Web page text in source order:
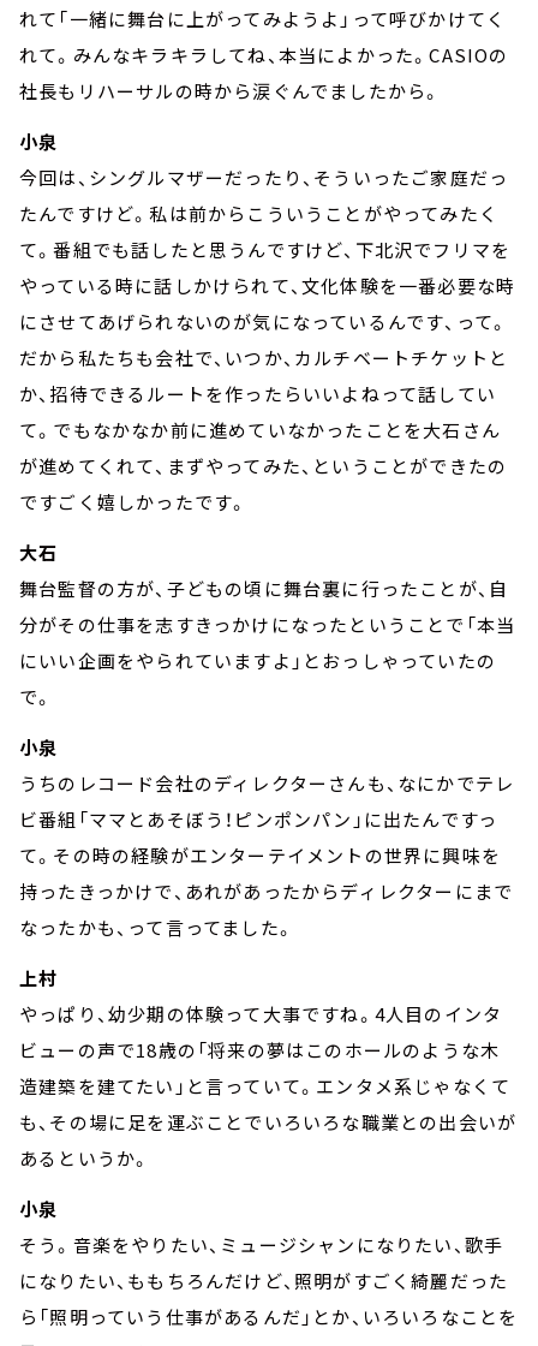
れて「一緒に舞台に上がってみようよ」って呼びかけてく
れて。みんなキラキラしてね、本当によかった。CASIOの
社長もリハーサルの時から涙ぐんでましたから。
小泉
今回は、シングルマザーだったり、そういったご家庭だっ
たんですけど。私は前からこういうことがやってみたく
て。番組でも話したと思うんですけど、下北沢でフリマを
やっている時に話しかけられて、文化体験を一番必要な時
にさせてあげられないのが気になっているんです、って。
だから私たちも会社で、いつか、カルチベートチケットと
か、招待できるルートを作ったらいいよねって話してい
て。でもなかなか前に進めていなかったことを大石さん
が進めてくれて、まずやってみた、ということができたの
ですごく嬉しかったです。
大石
舞台監督の方が、子どもの頃に舞台裏に行ったことが、自
分がその仕事を志すきっかけになったということで「本当
にいい企画をやられていますよ」とおっしゃっていたの
で。
小泉
うちのレコード会社のディレクターさんも、なにかでテレ
ビ番組「ママとあそぼう！ピンポンパン」に出たんですっ
て。その時の経験がエンターテイメントの世界に興味を
持ったきっかけで、あれがあったからディレクターにまで
なったかも、って言ってました。
上村
やっぱり、幼少期の体験って大事ですね。4人目のインタ
ビューの声で18歳の「将来の夢はこのホールのような木
造建築を建てたい」と言っていて。エンタメ系じゃなくて
も、その場に足を運ぶことでいろいろな職業との出会いが
あるというか。
小泉
そう。音楽をやりたい、ミュージシャンになりたい、歌手
になりたい、ももちろんだけど、照明がすごく綺麗だった
ら「照明っていう仕事があるんだ」とか、いろいろなことを